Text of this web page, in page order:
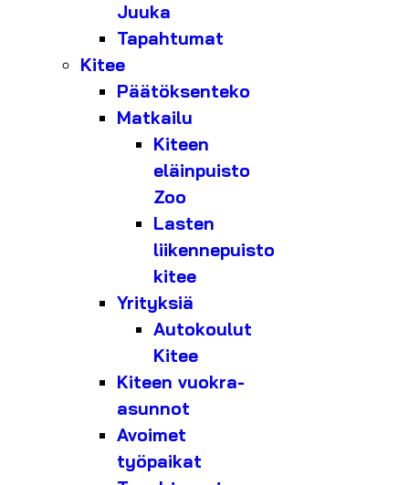
Juuka
Tapahtumat
Kitee
Päätöksenteko
Matkailu
Kiteen
eläinpuisto
Zoo
Lasten
liikennepuisto
kitee
Yrityksiä
Autokoulut
Kitee
Kiteen vuokra-
asunnot
Avoimet
työpaikat